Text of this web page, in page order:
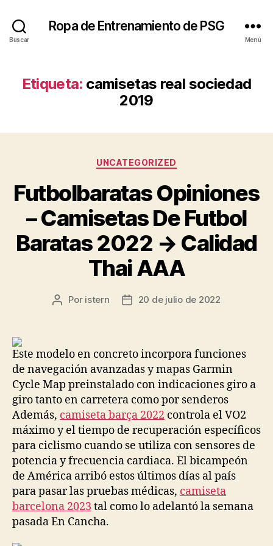
Buscar
Ropa de Entrenamiento de PSG
Menú
Etiqueta: camisetas real sociedad
2019
Categorías
UNCATEGORIZED
Futbolbaratas Opiniones
– Camisetas De Futbol
Baratas 2022 → Calidad
Thai AAA
Autor
Por istern
Fecha20 de julio de 2022
Este modelo en concreto incorpora funciones
de navegación avanzadas y mapas Garmin
Cycle Map preinstalado con indicaciones giro a
giro tanto en carretera como por senderos
Además, camiseta barça 2022 controla el VO2
máximo y el tiempo de recuperación específicos
para ciclismo cuando se utiliza con sensores de
potencia y frecuencia cardiaca. El bicampeón
de América arribó estos últimos días al país
para pasar las pruebas médicas, camiseta
barcelona 2023 tal como lo adelantó la semana
pasada En Cancha.